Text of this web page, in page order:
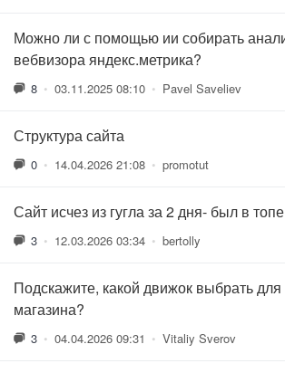
Можно ли с помощью ии собирать
вебвизора яндекс.метрика?
8 • 03.11.2025 08:10 • Pavel Saveliev
Структура сайта
0 • 14.04.2026 21:08 • promotut
Сайт исчез из гугла за 2 дня- был в
3 • 12.03.2026 03:34 • bertolly
Подскажите, какой движок выбрать для
магазина?
3 • 04.04.2026 09:31 • Vitaliy Sverov